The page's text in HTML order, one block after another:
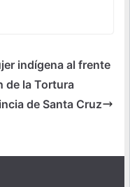
indígena al frente
de la Tortura
de Santa Cruz